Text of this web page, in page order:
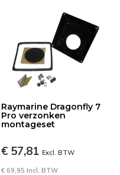
Raymarine Dragonfly 7
Pro verzonken
montageset
€ 57,81 Excl. BTW
€ 69,95 Incl. BTW